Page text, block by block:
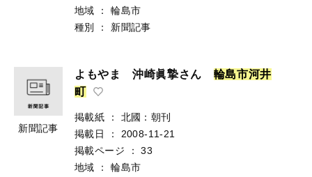
地域
：
輪島市
種別
： 新聞記事
新聞記事
よもやま 沖崎眞摯さん 輪島市河井
町
掲載紙 ：
北國：朝刊
掲載日
：
2008-11-21
掲載ページ
：
33
地域
：
輪島市